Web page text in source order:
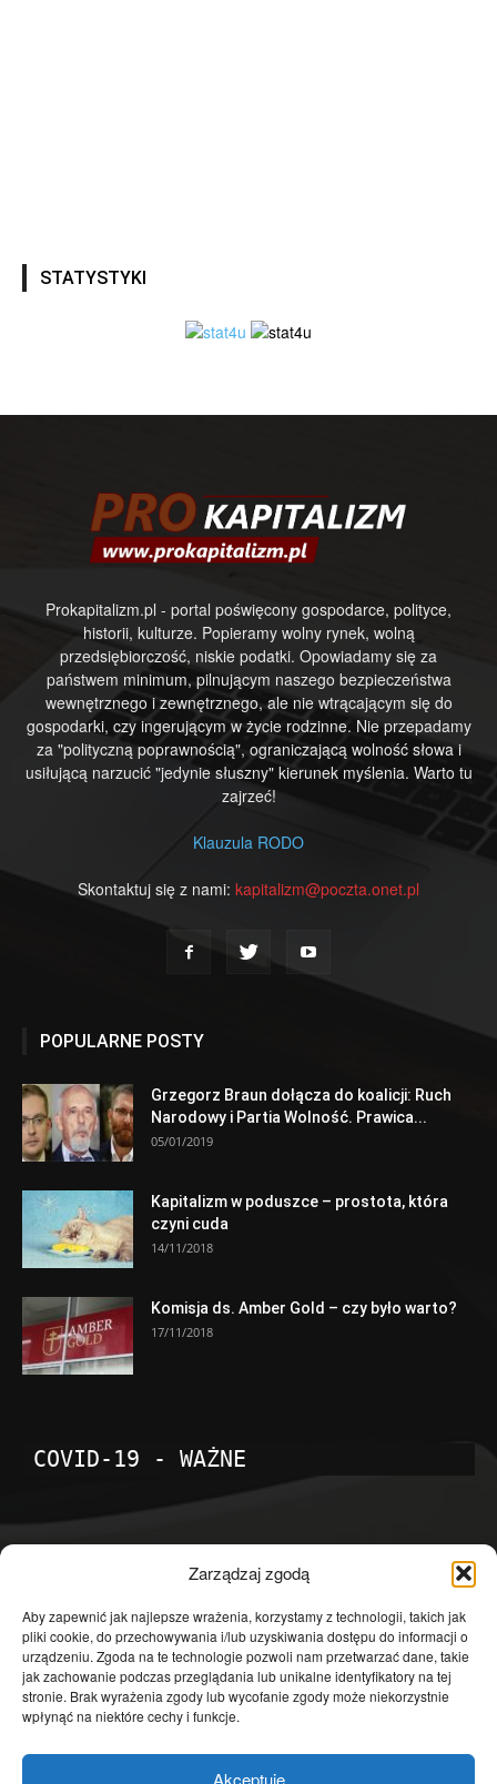
Zarządzaj zgodą
Aby zapewnić jak najlepsze wrażenia, korzystamy z technologii, takich jak
pliki cookie, do przechowywania i/lub uzyskiwania dostępu do informacji o
urządzeniu. Zgoda na te technologie pozwoli nam przetwarzać dane, takie
jak zachowanie podczas przeglądania lub unikalne identyfikatory na tej
stronie. Brak wyrażenia zgody lub wycofanie zgody może niekorzystnie
wpłynąć na niektóre cechy i funkcje.
Akceptuję
STATYSTYKI
Prokapitalizm.pl - portal poświęcony gospodarce, polityce,
historii, kulturze. Popieramy wolny rynek, wolną
przedsiębiorczość, niskie podatki. Opowiadamy się za
państwem minimum, pilnującym naszego bezpieczeństwa
wewnętrznego i zewnętrznego, ale nie wtrącającym się do
gospodarki, czy ingerującym w życie rodzinne. Nie przepadamy
za "polityczną poprawnością", ograniczającą wolność słowa i
usiłującą narzucić "jedynie słuszny" kierunek myślenia. Warto tu
zajrzeć!
Klauzula RODO
Skontaktuj się z nami: kapitalizm@poczta.onet.pl
POPULARNE POSTY
Grzegorz Braun dołącza do koalicji: Ruch
Narodowy i Partia Wolność. Prawica...
05/01/2019
Kapitalizm w poduszce – prostota, która
czyni cuda
14/11/2018
Komisja ds. Amber Gold – czy było warto?
17/11/2018
COVID-19 - WAŻNE
Temat dnia
4601
Publicystyka
4363
Polityka
3639
Polska
Społeczeństwo
2823